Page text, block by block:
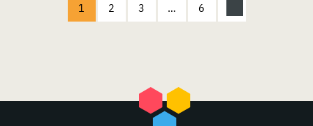
1 2 3 … 6